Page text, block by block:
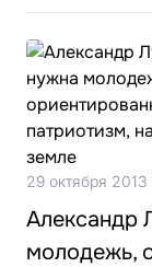
29 октября 2013
Александр
молодежь,